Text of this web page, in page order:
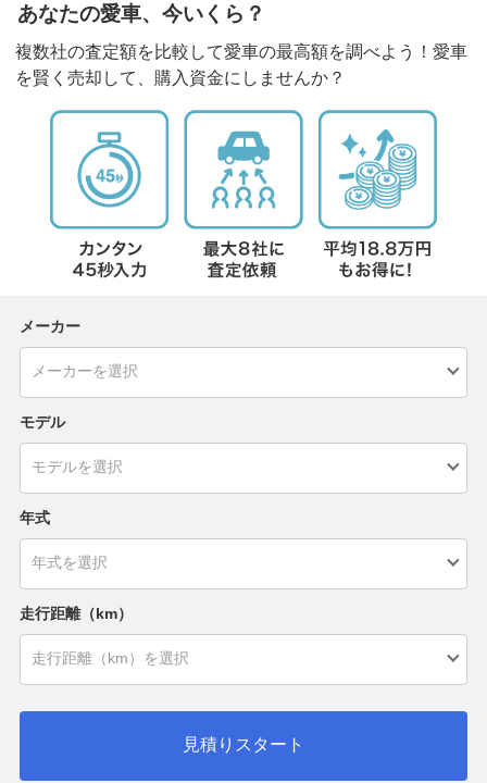
あなたの愛車、今いくら？
複数社の査定額を比較して愛車の最高額を調べよう！愛車
を賢く売却して、購入資金にしませんか？
メーカー
モデル
年式
走行距離（km）
見積りスタート